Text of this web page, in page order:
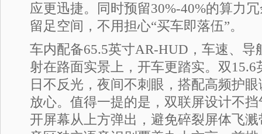
应更迅捷。同时预留30%-40%的算力
留足空间，不用担心“买车即落伍”。
车内配备65.5英寸AR-HUD，车速、导
射在路面实景上，开车更踏实。双
日不反光，夜间不刺眼，搭配高频护
放心。值得一提的是，双联屏设计不
开屏幕从上方弹出，避免碎裂屏体飞